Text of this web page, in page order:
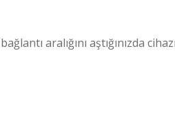
aralığını aştığınızda